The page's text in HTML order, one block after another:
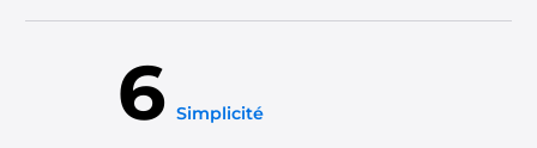
6 Simplicité